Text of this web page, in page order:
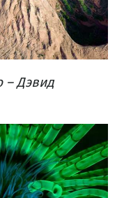
– Дэвид